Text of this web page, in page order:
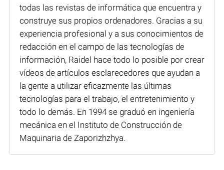
todas las revistas de informática que encuentra y
construye sus propios ordenadores. Gracias a su
experiencia profesional y a sus conocimientos de
redacción en el campo de las tecnologías de
información, Raidel hace todo lo posible por crear
vídeos de artículos esclarecedores que ayudan a
la gente a utilizar eficazmente las últimas
tecnologías para el trabajo, el entretenimiento y
todo lo demás. En 1994 se graduó en ingeniería
mecánica en el Instituto de Construcción de
Maquinaria de Zaporizhzhya.